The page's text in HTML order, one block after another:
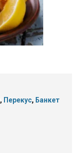
, Перекус, Банкет